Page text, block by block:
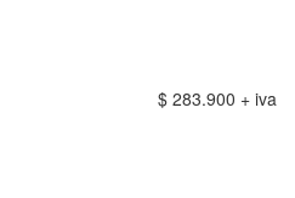
$ 283.900 + iva